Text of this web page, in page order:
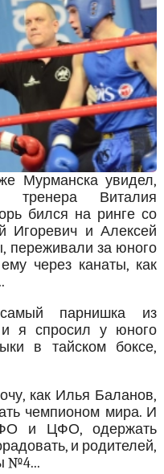
Мурманска увидел,
тренера Виталия
бился на ринге со
Игоревич и Алексей
переживали за юного
через канаты, как
парнишка из
я спросил у юного
в тайском боксе,
как Илья Баланов,
чемпионом мира. И
и ЦФО, одержать
и родителей,
№4...